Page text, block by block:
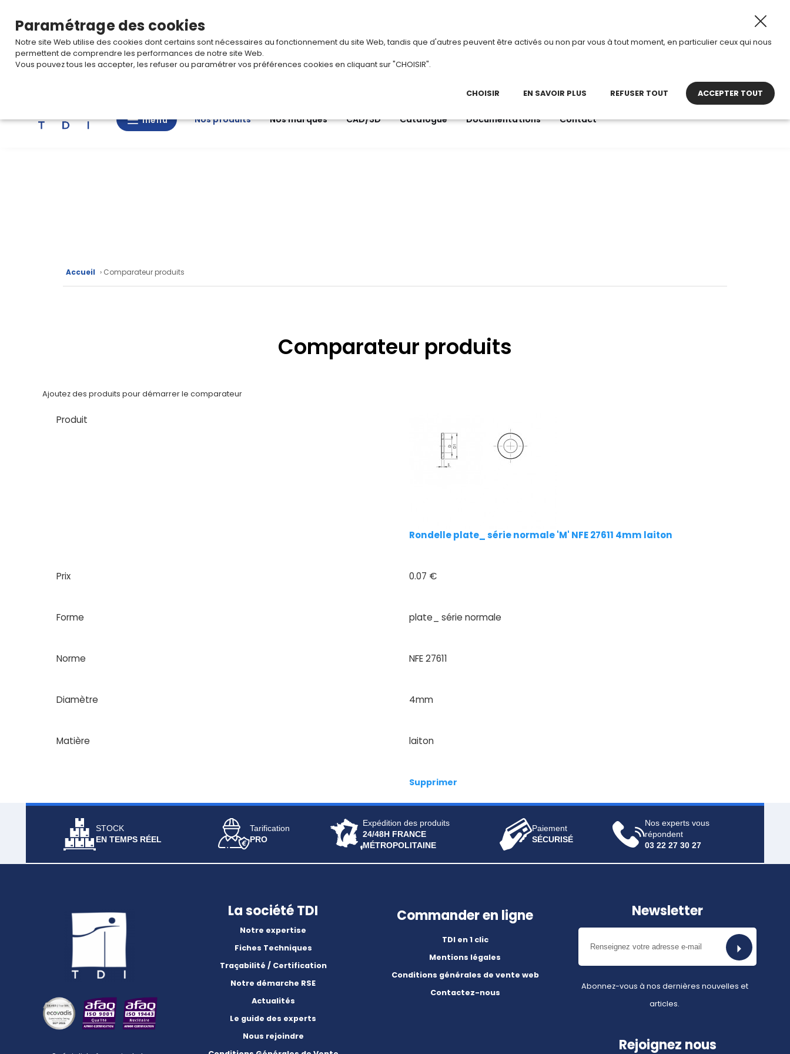
Du 3 au 28 août 2026, TDI passe en mode été. Horaires
techniques
Mon
menu
menu Nos produits Nos marques CAD/3D Catalogue Documentations Contact
Accueil › Comparateur produits
Comparateur produits
Ajoutez des produits pour démarrer le comparateur
Produit
Rondelle plate_ série normale 'M' NFE 27611 4mm laiton
Prix 0.07 €
Forme plate_ série normale
Norme NFE 27611
Diamètre 4mm
Matière laiton
Supprimer
STOCK
EN TEMPS RÉEL
Tarification
PRO
Expédition des produits
24/48H FRANCE
MÉTROPOLITAINE
Paiement
SÉCURISÉ
Nos experts vous
répondent
03 22 27 30 27
La société TDI
Notre expertise
Fiches Techniques
Traçabilité / Certification
Notre démarche RSE
Actualités
Le guide des experts
Nous rejoindre
Commander en ligne
TDI en 1 clic
Mentions légales
Conditions générales de vente web
Contactez-nous
Newsletter
Abonnez-vous à nos dernières nouvelles et
articles.
Rejoignez nous
Paramétrage des cookies
Notre site Web utilise des cookies dont certains sont nécessaires au fonctionnement du site Web, tandis que d'autres peuvent être activés ou non par vous à tout moment, en particulier ceux qui nous
permettent de comprendre les performances de notre site Web.
Vous pouvez tous les accepter, les refuser ou paramétrer vos préférences cookies en cliquant sur "CHOISIR".
CHOISIR EN SAVOIR PLUS REFUSER TOUT ACCEPTER TOUT